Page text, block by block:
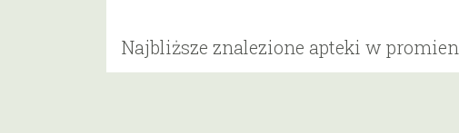
Najbliższe znalezione apteki w